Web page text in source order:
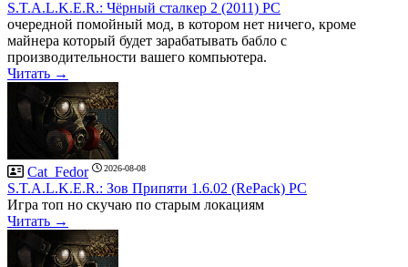
S.T.A.L.K.E.R.: Чёрный сталкер 2 (2011) PC
очередной помойный мод, в котором нет ничего, кроме
майнера который будет зарабатывать бабло с
производительности вашего компьютера.
Читать →
Cat_Fedor 2026-08-08
S.T.A.L.K.E.R.: Зов Припяти 1.6.02 (RePack) PC
Игра топ но скучаю по старым локациям
Читать →